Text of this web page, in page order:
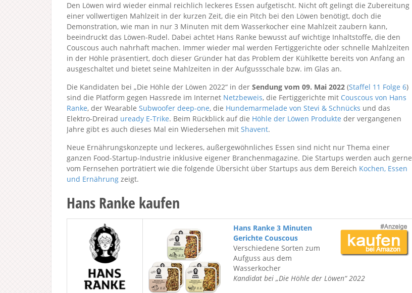
Den Löwen wird wieder einmal reichlich leckeres Essen aufgetischt. Nicht oft gelingt die Zubereitung
einer vollwertigen Mahlzeit in der kurzen Zeit, die ein Pitch bei den Löwen benötigt, doch die
Demonstration, wie man in nur 3 Minuten mit dem Wasserkocher eine Mahlzeit zaubern kann,
beeindruckt das Löwen-Rudel. Dabei achtet Hans Ranke bewusst auf wichtige Inhaltstoffe, die den
Couscous auch nahrhaft machen. Immer wieder mal werden Fertiggerichte oder schnelle Mahlzeiten
in der Höhle präsentiert, doch dieser Gründer hat das Problem der Kühlkette bereits von Anfang an
ausgeschaltet und bietet seine Mahlzeiten in der Aufgussschale bzw. im Glas an.
Die Kandidaten bei „Die Höhle der Löwen 2022“ in der Sendung vom 09. Mai 2022 (Staffel 11 Folge 6)
sind die Platform gegen Hassrede im Internet Netzbeweis, die Fertiggerichte mit Couscous von Hans
Ranke, der Wearable Subwoofer deep-one, die Hundemarmelade von Stevi & Schnücks und das
Elektro-Dreirad uready E-Trike. Beim Rückblick auf die Höhle der Löwen Produkte der vergangenen
Jahre gibt es auch dieses Mal ein Wiedersehen mit Shavent.
Neue Ernährungskonzepte und leckeres, außergewöhnliches Essen sind nicht nur Thema einer
ganzen Food-Startup-Industrie inklusive eigener Branchenmagazine. Die Startups werden auch gerne
vom Fernsehen porträtiert wie die folgende Übersicht über Startups aus dem Bereich Kochen, Essen
und Ernährung zeigt.
Hans Ranke kaufen
Hans Ranke 3 Minuten
Gerichte Couscous
Verschiedene Sorten zum
Aufguss aus dem
Wasserkocher
Kandidat bei „Die Höhle der Löwen“ 2022